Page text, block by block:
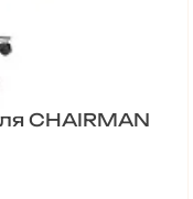
CHAIRMAN